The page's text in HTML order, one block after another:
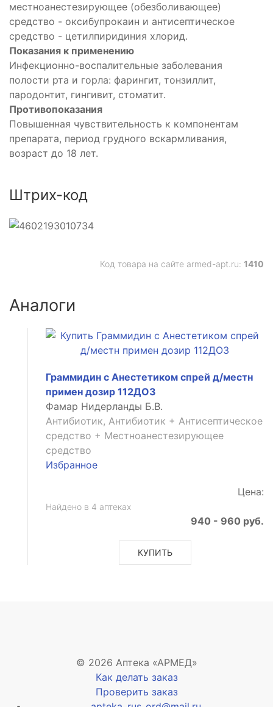
местноанестезирующее (обезболивающее)
средство - оксибупрокаин и антисептическое
средство - цетилпиридиния хлорид.
Показания к применению
Инфекционно-воспалительные заболевания
полости рта и горла: фарингит, тонзиллит,
пародонтит, гингивит, стоматит.
Противопоказания
Повышенная чувствительность к компонентам
препарата, период грудного вскармливания,
возраст до 18 лет.
Штрих-код
Код товара на сайте armed-apt.ru: 1410
Аналоги
Граммидин с Анестетиком спрей д/местн
примен дозир 112ДОЗ
Фамар Нидерланды Б.В.
Антибиотик, Антибиотик + Антисептическое
средство + Местноанестезирующее
средство
Избранное
Цена:
Найдено в 4 аптеках
940 - 960 руб.
КУПИТЬ
© 2026 Аптека «АРМЕД»
Как делать заказ
Проверить заказ